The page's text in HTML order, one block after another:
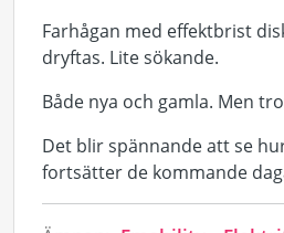
Farhågan med effektbrist
dryftas. Lite sökande.
Både nya och gamla. Men
Det blir spännande att se
fortsätter de kommande